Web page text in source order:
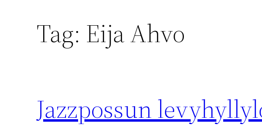
Tag: Eija Ahvo
Jazzpossun